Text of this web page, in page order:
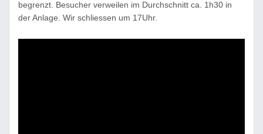
begrenzt. Besucher verweilen im Durchschnitt ca. 1h30 in
der Anlage. Wir schliessen um 17Uhr.